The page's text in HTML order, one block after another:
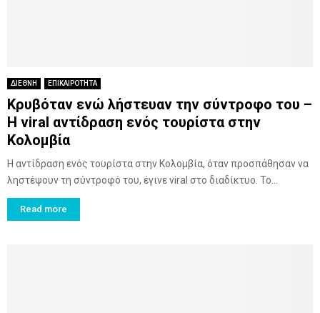
ΔΙΕΘΝΗ ΕΠΙΚΑΙΡΟΤΗΤΑ
Κρυβόταν ενώ λήστευαν την σύντροφο του –
Η viral αντίδραση ενός τουρίστα στην
Κολομβία
Η αντίδραση ενός τουρίστα στην Κολομβία, όταν προσπάθησαν να
ληστέψουν τη σύντροφό του, έγινε viral στο διαδίκτυο. Το...
Read more